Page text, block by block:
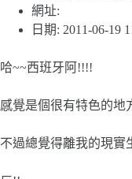
網址:
日期: 2011-06-19
哈~~西班牙阿!!!!
感覺是個很有特色的地
不過總覺得離我的現實